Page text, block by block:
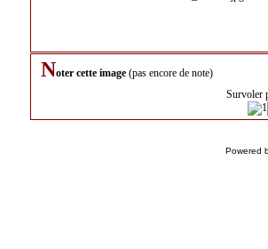
Noter cette image (pas encore de note)
Survoler
Powered